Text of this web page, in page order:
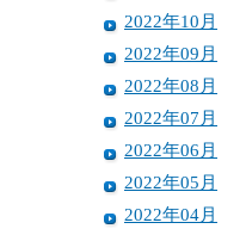
2022年10月
2022年09月
2022年08月
2022年07月
2022年06月
2022年05月
2022年04月